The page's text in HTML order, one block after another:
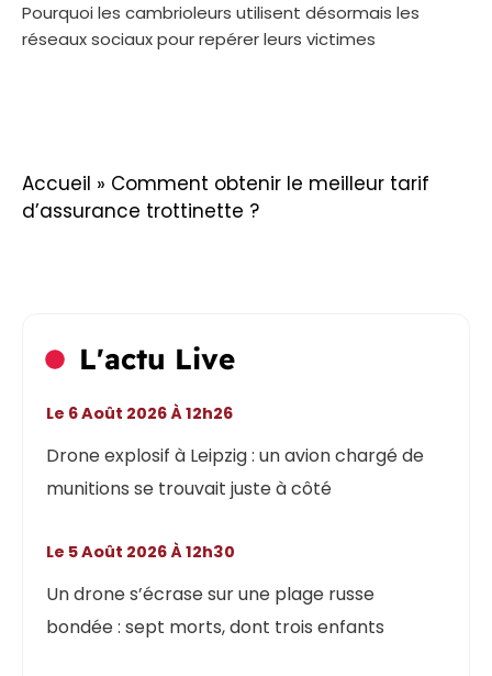
Pourquoi les cambrioleurs utilisent désormais les
réseaux sociaux pour repérer leurs victimes
Accueil » Comment obtenir le meilleur tarif
d’assurance trottinette ?
L'actu Live
Drone explosif à Leipzig : un avion chargé de
munitions se trouvait juste à côté
Le 6 Août 2026 À 12h26
Un drone s’écrase sur une plage russe
bondée : sept morts, dont trois enfants
Le 5 Août 2026 À 12h30